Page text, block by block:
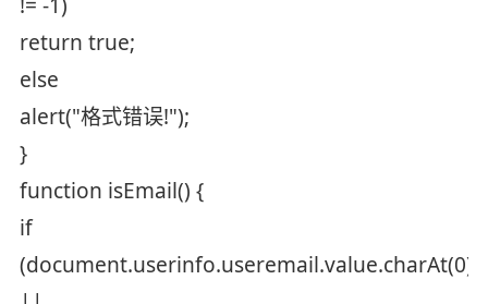
return true;
else
alert("格式错误!");
}
function isEmail() {
if